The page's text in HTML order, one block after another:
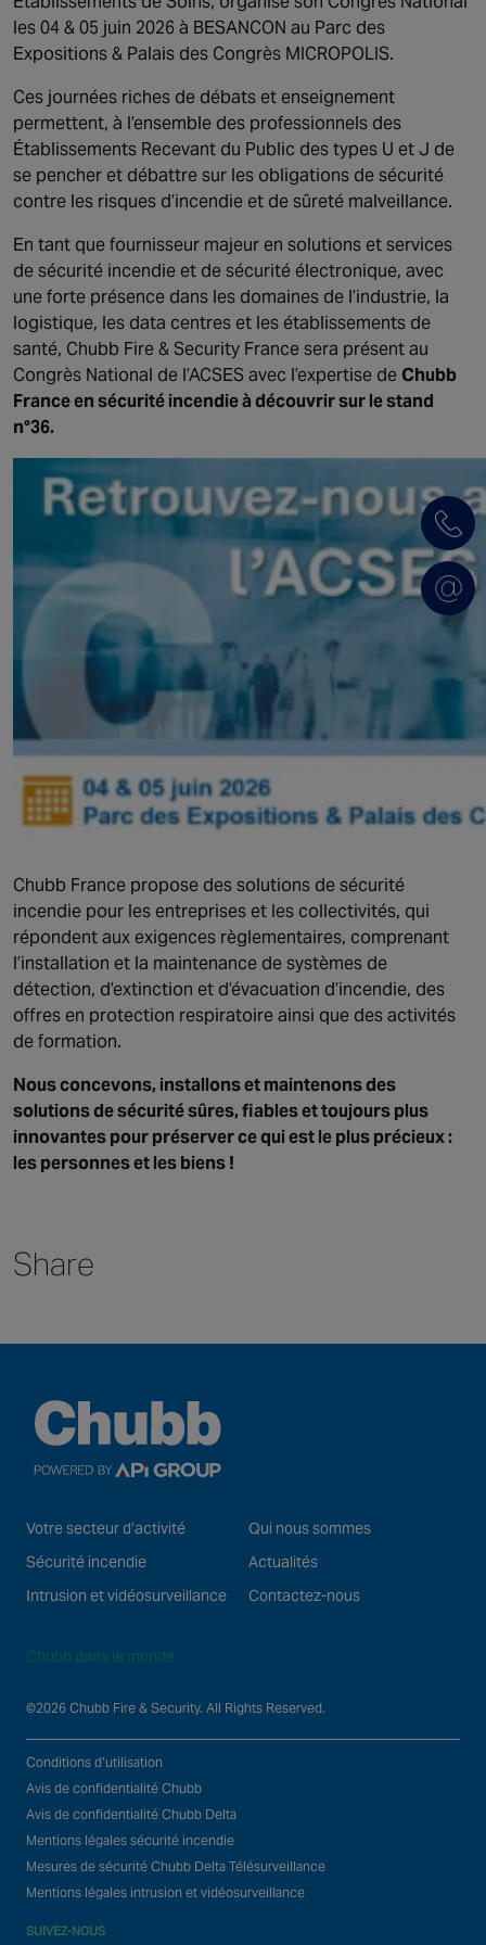
Canada
les 04 & 05 juin 2026 à BESANCON au Parc des
Expositions & Palais des Congrès MICROPOLIS.
Ces journées riches de débats et enseignement
permettent, à l’ensemble des professionnels des
Établissements Recevant du Public des types U et J de
se pencher et débattre sur les obligations de sécurité
contre les risques d’incendie et de sûreté malveillance.
En tant que fournisseur majeur en solutions et services
de sécurité incendie et de sécurité électronique, avec
une forte présence dans les domaines de l’industrie, la
logistique, les data centres et les établissements de
santé, Chubb Fire & Security France sera présent au
Congrès National de l’ACSES avec l’expertise de Chubb
France en sécurité incendie à découvrir sur lestand
n°36.
Chubb France propose des solutions de sécurité
incendie pour les entreprises et les collectivités, qui
répondent aux exigences règlementaires, comprenant
l’installation et la maintenance de systèmes de
détection, d’extinction et d’évacuation d’incendie, des
offres en protection respiratoire ainsi que des activités
de formation.
Nous concevons, installons et maintenons des
solutions de sécurité sûres, fiables et toujours plus
innovantes pour préserver ce qui est le plus précieux :
les personnes et les biens !
Share
Votre secteur d’activité
Sécurité incendie
Intrusion et vidéosurveillance
Qui nous sommes
Actualités
Contactez-nous
Chubb dans le monde
©2026 Chubb Fire & Security. All Rights Reserved.
Conditions d’utilisation
Avis de confidentialité Chubb
Avis de confidentialité Chubb Delta
Mentions légales sécurité incendie
Mesures de sécurité Chubb Delta Télésurveillance
Mentions légales intrusion et vidéosurveillance
SUIVEZ-NOUS